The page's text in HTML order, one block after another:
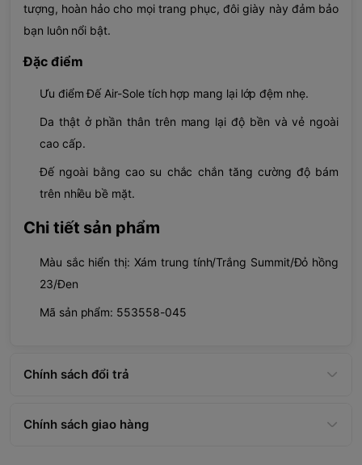
tượng, hoàn hảo cho mọi trang phục, đôi giày này đảm bảo
bạn luôn nổi bật.
Đặc điểm
Ưu điểm Đế Air-Sole tích hợp mang lại lớp đệm nhẹ.
Da thật ở phần thân trên mang lại độ bền và vẻ ngoài
cao cấp.
Đế ngoài bằng cao su chắc chắn tăng cường độ bám
trên nhiều bề mặt.
Chi tiết sản phẩm
Màu sắc hiển thị: Xám trung tính/Trắng Summit/Đỏ hồng
23/Đen
Mã sản phẩm: 553558-045
Chính sách đổi trả
Chính sách giao hàng